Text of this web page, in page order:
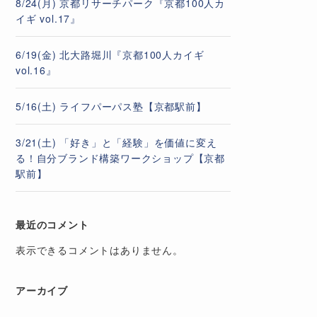
8/24(月) 京都リサーチパーク『京都100人カ
イギ vol.17』
6/19(金) 北大路堀川『京都100人カイギ
vol.16』
5/16(土) ライフパーパス塾【京都駅前】
3/21(土) 「好き」と「経験」を価値に変え
る！自分ブランド構築ワークショップ【京都
駅前】
最近のコメント
表示できるコメントはありません。
アーカイブ